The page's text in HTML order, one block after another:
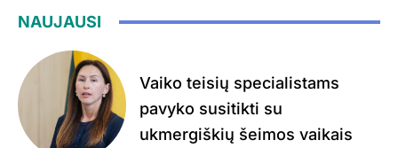
NAUJAUSI
Vaiko teisių specialistams
pavyko susitikti su
ukmergiškių šeimos vaikais